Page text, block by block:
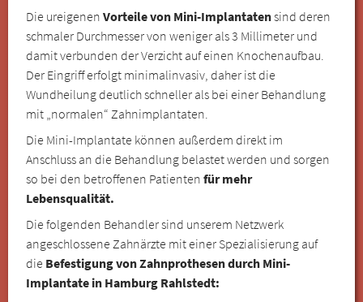
Die ureigenenVorteile von Mini-Implantatensind deren
schmaler Durchmesser von weniger als 3 Millimeter und
damit verbunden der Verzicht auf einen Knochenaufbau.
Der Eingriff erfolgt minimalinvasiv, daher ist die
Wundheilung deutlich schneller als bei einer Behandlung
mit „normalen“ Zahnimplantaten.
Die Mini-Implantate können außerdem direkt im
Anschluss an die Behandlung belastet werden und sorgen
so bei den betroffenen Patientenfür mehr
Lebensqualität.
Die folgenden Behandler sind unserem Netzwerk
angeschlossene Zahnärzte mit einer Spezialisierung auf
die Befestigung von Zahnprothesen durch Mini-
Implantate in Hamburg Rahlstedt: